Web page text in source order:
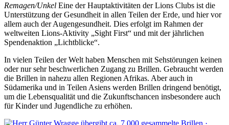
Remagen/Unkel Eine der Hauptaktivitäten der Lions Clubs ist die
Unterstützung der Gesundheit in allen Teilen der Erde, und hier vor
allem auch der Augengesundheit. Dies erfolgt im Rahmen der
weltweiten Lions-Aktivity „Sight First“ und mit der jährlichen
Spendenaktion „Lichtblicke“.
In vielen Teilen der Welt haben Menschen mit Sehstörungen keinen
oder nur sehr beschwerlichen Zugang zu Brillen. Gebraucht werden
die Brillen in nahezu allen Regionen Afrikas. Aber auch in
Südamerika und in Teilen Asiens werden Brillen dringend benötigt,
um die Lebensqualität und die Zukunftschancen insbesondere auch
für Kinder und Jugendliche zu erhöhen.